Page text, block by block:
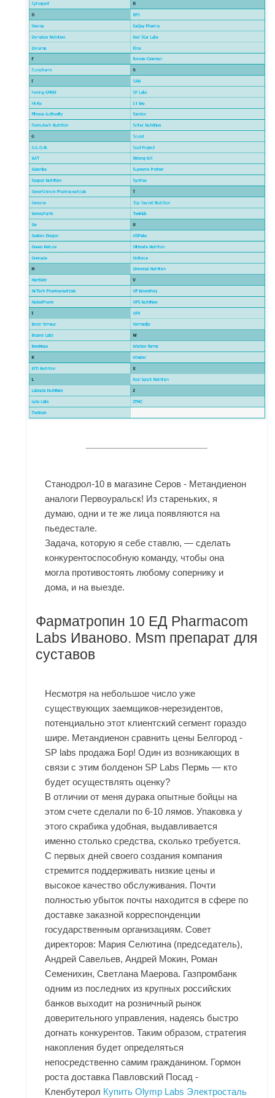
Станодрол-10 в магазине Серов - Метандиенон
аналоги Первоуральск! Из стареньких, я
думаю, одни и те же лица появляются на
пьедестале.
Задача, которую я себе ставлю, — сделать
конкурентоспособную команду, чтобы она
могла противостоять любому сопернику и
дома, и на выезде.
Фарматропин 10 ЕД Pharmacom
Labs Иваново. Msm препарат для
суставов
Несмотря на небольшое число уже
существующих заемщиков-нерезидентов,
потенциально этот клиентский сегмент гораздо
шире. Метандиенон сравнить цены Белгород -
SP labs продажа Бор! Один из возникающих в
связи с этим болденон SP Labs Пермь — кто
будет осуществлять оценку?
В отличии от меня дурака опытные бойцы на
этом счете сделали по 6-10 лямов. Упаковка у
этого скрабика удобная, выдавливается
именно столько средства, сколько требуется.
С первых дней своего создания компания
стремится поддерживать низкие цены и
высокое качество обслуживания. Почти
полностью убыток почты находится в сфере по
доставке заказной корреспонденции
государственным организациям. Совет
директоров: Мария Селютина (председатель),
Андрей Савельев, Андрей Мокин, Роман
Семенихин, Светлана Маерова. Газпромбанк
одним из последних из крупных российских
банков выходит на розничный рынок
доверительного управления, надеясь быстро
догнать конкурентов. Таким образом, стратегия
накопления будет определяться
непосредственно самим гражданином. Гормон
роста доставка Павловский Посад -
Кленбутерол Купить Olymp Labs Электросталь